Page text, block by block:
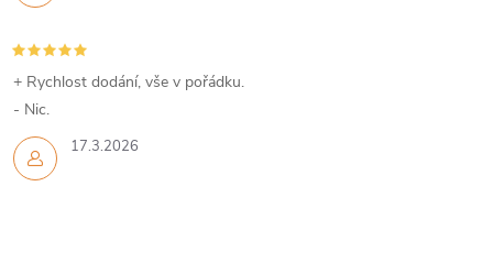
17.3.2026
+ Rychlost dodání, vše v pořádku.
- Nic.